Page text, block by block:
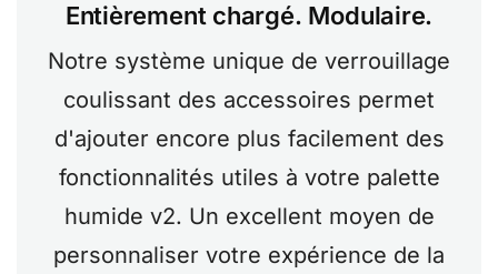
Entièrement chargé. Modulaire.
Notre système unique de verrouillage
coulissant des accessoires permet
d'ajouter encore plus facilement des
fonctionnalités utiles à votre palette
humide v2. Un excellent moyen de
personnaliser votre expérience de la